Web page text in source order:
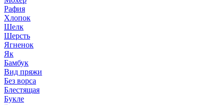
Рафия
Хлопок
Шелк
Шерсть
Ягненок
Як
Бамбук
Вид пряжи
Без ворса
Блестящая
Букле